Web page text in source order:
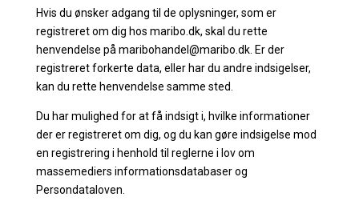
Hvis du ønsker adgang til de oplysninger, som er
registreret om dig hos maribo.dk, skal du rette
henvendelse på maribohandel@maribo.dk. Er der
registreret forkerte data, eller har du andre indsigelser,
kan du rette henvendelse samme sted.
Du har mulighed for at få indsigt i, hvilke informationer
der er registreret om dig, og du kan gøre indsigelse mod
en registrering i henhold til reglerne i lov om
massemediers informationsdatabaser og
Persondataloven.